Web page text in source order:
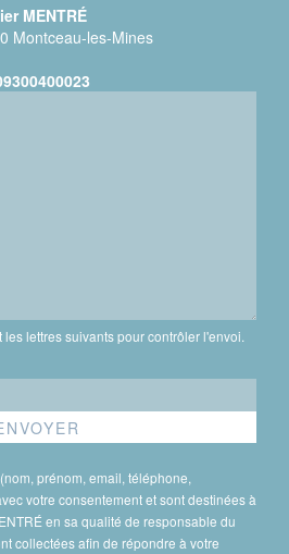
MENTRÉ
Montceau-les-Mines
lettres suivants pour contrôler l'envoi.
prénom, email, téléphone,
votre consentement et sont destinées à
en sa qualité de responsable du
collectées afin de répondre à votre